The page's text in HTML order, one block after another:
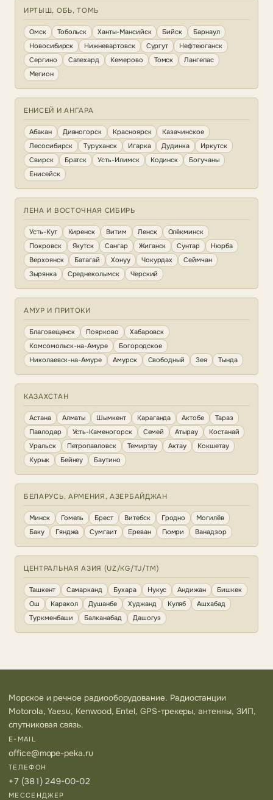
ИРТЫШ, ОБЬ, ТОМЬ
Омск Тобольск Ханты-Мансийск Бийск
Барнаул
Новосибирск
Нижневартовск Сургут
Нефтеюганск
Сергино
Салехард Кемерово Томск
Лангепас
Мегион
ЕНИСЕЙ И АНГАРА
Абакан Дивногорск Красноярск
Казачинское
Лесосибирск
Туруханск Игарка Дудинка
Иркутск
Свирск
Братск Усть-Илимск Кодинск
Богучаны
Енисейск
ЛЕНА И ВОСТОЧНАЯ СИБИРЬ
Усть-Кут Киренск Витим Ленск
Олёкминск
Покровск
Якутск Сангар Жиганск Сунтар
Нюрба
Верхоянск
Батагай Хонуу Чокурдах
Сеймчан
Зырянка
Среднеколымск Черский
АМУР И ПРИТОКИ
Благовещенск Поярково
Хабаровск
Комсомольск-на-Амуре
Богородское
Николаевск-на-Амуре
Амурск Свободный Зея Тында
КАЗАХСТАН
Астана Алматы Шымкент Караганда Актобе
Тараз
Павлодар
Усть-Каменогорск Семей Атырау
Костанай
Уральск
Петропавловск Темиртау Актау
Кокшетау
Курык
Бейнеу Баутино
БЕЛАРУСЬ, АРМЕНИЯ, АЗЕРБАЙДЖАН
Минск Гомель Брест Витебск Гродно
Могилёв
Баку
Гянджа Сумгаит Ереван Гюмри Ванадзор
ЦЕНТРАЛЬНАЯ АЗИЯ (UZ/KG/TJ/TM)
Ташкент Самарканд Бухара Нукус Андижан
Бишкек
Ош
Каракол Душанбе Худжанд Куляб
Ашхабад
Туркменбаши
Балканабад Дашогуз
Морское и речное радиооборудование. Радиостанции
Motorola, Yaesu, Kenwood, Entel, GPS-трекеры, антенны, ЗИП,
спутниковая связь.
E-MAIL
office@mope-peka.ru
ТЕЛЕФОН
+7 (381) 249-00-02
МЕССЕНДЖЕР